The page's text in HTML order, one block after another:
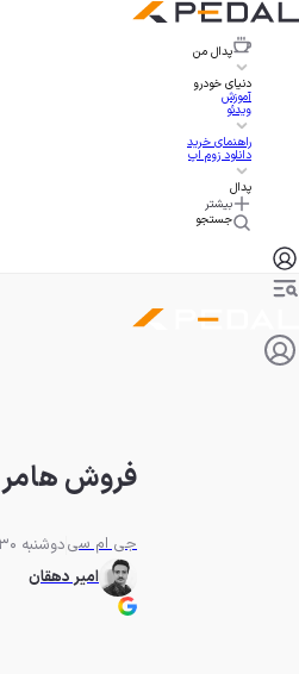
پدال من
دنیای خودرو
آموزش
ویدئو
راهنمای خرید
دانلود زوم اپ
پدال
بیشتر
جستجو
فروش هامر EV از تسلا سایبرتراک پیشی گرفت
جی ام سیدوشنبه 30 تیر 1404 - 15:00
امیر دهقان